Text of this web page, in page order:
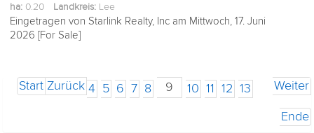
ha: 0.20 Landkreis: Lee
Eingetragen von Starlink Realty, Inc am Mittwoch, 17. Juni
2026 [For Sale]
Start Zurück 4 5 6 7 8 9 10 11 12 13 Weiter
Ende